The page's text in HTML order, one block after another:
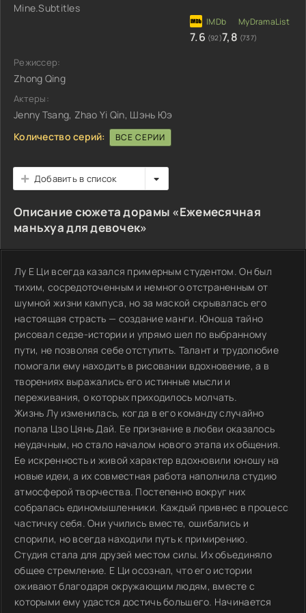
Mine.Subtitles
7.6 (92)7,8 (737)
Режиссер:
Zhong Qing
Актеры:
Jenny Tsang, Zhao Yi Qin, Шэнь Юэ
Количество серий:
ВСЕ СЕРИИ
Добавить в список
Описание сюжета дорамы «Ежемесячная
маньхуа для девочек»
Лу Е Ци всегда казался примерным студентом. Он был
тихим, сосредоточенным и немного отстраненным от
шумной жизни кампуса, но за маской скрывалась его
настоящая страсть — создание манги. Юноша тайно
рисовал седзе-истории и упрямо шел по выбранному
пути, не позволяя себе отступить. Талант и трудолюбие
помогали ему находить в рисовании вдохновение, а в
творениях выражались его истинные мысли и
переживания, о которых приходилось молчать.
Жизнь Лу изменилась, когда в его команду случайно
попала Цзо Цянь Дай. Ее признание в любви оказалось
неудачным, но стало началом нового этапа их общения.
Ее искренность и живой характер вдохновили юношу на
новые идеи, а их совместная работа наполнила студию
атмосферой творчества. Постепенно вокруг них
собралась единомышленники. Каждый привнес в процесс
частичку себя. Они учились вместе, ошибались и
спорили, но всегда находили путь к примирению.
Студия стала для друзей местом силы. Их объединяло
общее стремление. Е Ци осознал, что его истории
оживают благодаря окружающим людям, вместе с
которыми ему удастся достичь большего. Начинается